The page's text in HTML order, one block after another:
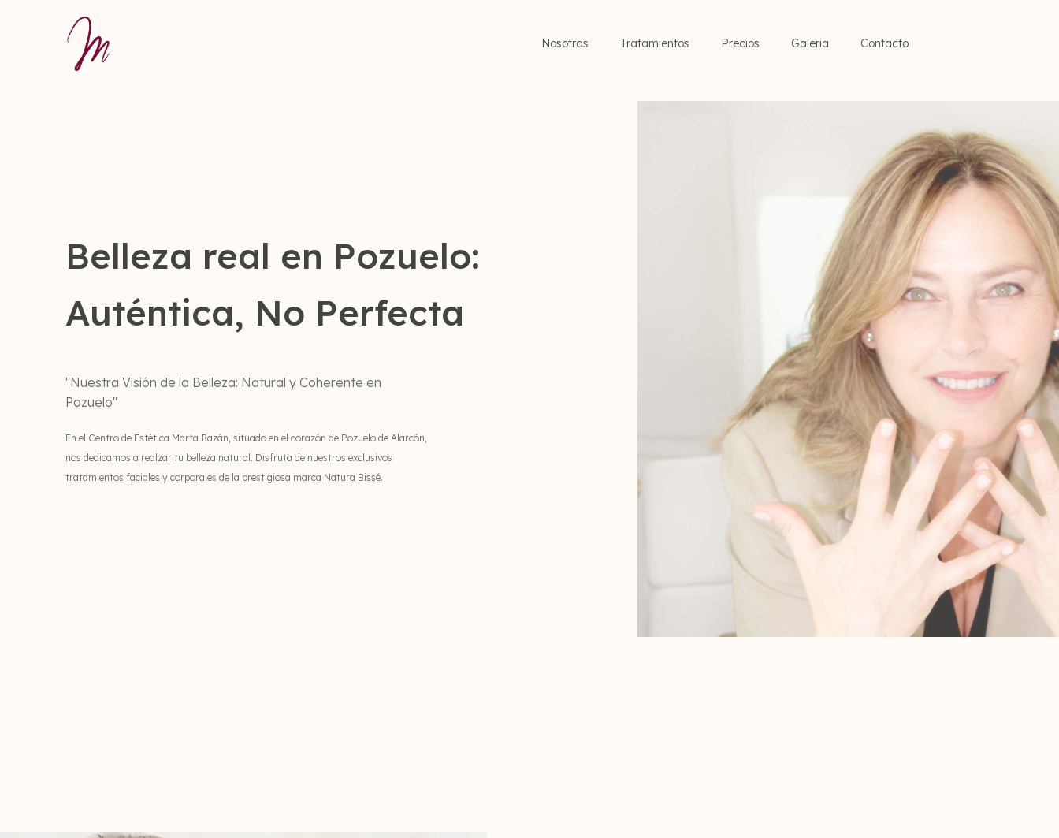
Nosotras Tratamientos Precios Galeria Contacto
Belleza real en Pozuelo:
Auténtica, No Perfecta
"Nuestra Visión de la Belleza: Natural y Coherente en
Pozuelo"
En el Centro de Estética Marta Bazán, situado en el corazón de Pozuelo de Alarcón,
nos dedicamos a realzar tu belleza natural. Disfruta de nuestros exclusivos
tratamientos faciales y corporales de la prestigiosa marca Natura Bissé.